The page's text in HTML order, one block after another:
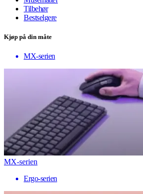
Tilbehør
Bestselgere
Kjøp på din måte
MX-serien
MX-serien
Ergo-serien